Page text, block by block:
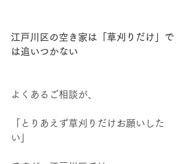
江戸川区の空き家は「草刈りだけ」で
は追いつかない
よくあるご相談が、
「とりあえず草刈りだけお願いした
い」